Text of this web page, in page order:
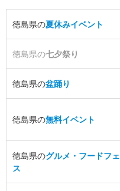
徳島県の夏休みイベント
徳島県の七夕祭り
徳島県の盆踊り
徳島県の無料イベント
徳島県のグルメ・フードフェ
ス